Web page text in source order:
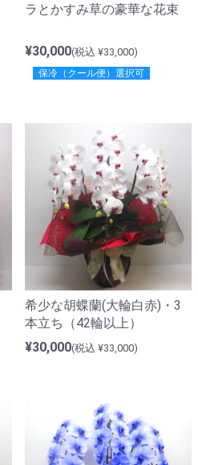
ラとかすみ草の豪華な花束
¥30,000(税込 ¥33,000)
保冷（クール便）選択可
希少な胡蝶蘭(大輪白赤)・3
本立ち（42輪以上）
¥30,000(税込 ¥33,000)